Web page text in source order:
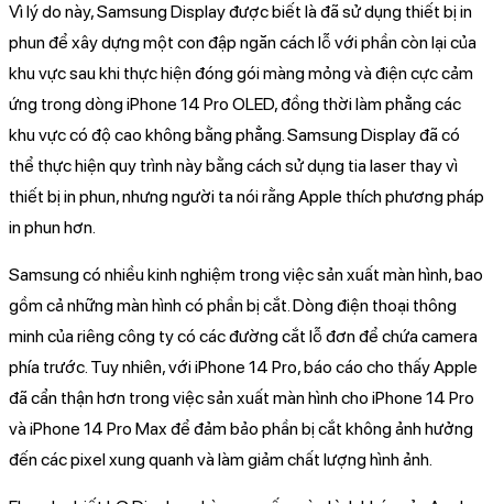
Vì lý do này, Samsung Display được biết là đã sử dụng thiết bị in
phun để xây dựng một con đập ngăn cách lỗ với phần còn lại của
khu vực sau khi thực hiện đóng gói màng mỏng và điện cực cảm
ứng trong dòng iPhone 14 Pro OLED, đồng thời làm phẳng các
khu vực có độ cao không bằng phẳng. Samsung Display đã có
thể thực hiện quy trình này bằng cách sử dụng tia laser thay vì
thiết bị in phun, nhưng người ta nói rằng Apple thích phương pháp
in phun hơn.
Samsung có nhiều kinh nghiệm trong việc sản xuất màn hình, bao
gồm cả những màn hình có phần bị cắt. Dòng điện thoại thông
minh của riêng công ty có các đường cắt lỗ đơn để chứa camera
phía trước. Tuy nhiên, với iPhone 14 Pro, báo cáo cho thấy Apple
đã cẩn thận hơn trong việc sản xuất màn hình cho iPhone 14 Pro
và iPhone 14 Pro Max để đảm bảo phần bị cắt không ảnh hưởng
đến các pixel xung quanh và làm giảm chất lượng hình ảnh.